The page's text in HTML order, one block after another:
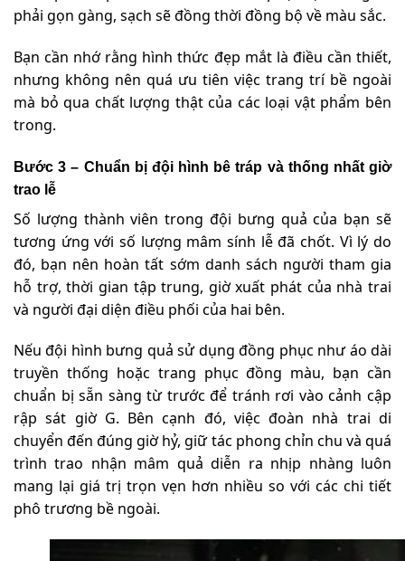
phải gọn gàng, sạch sẽ đồng thời đồng bộ về màu sắc.
Bạn cần nhớ rằng hình thức đẹp mắt là điều cần thiết,
nhưng không nên quá ưu tiên việc trang trí bề ngoài
mà bỏ qua chất lượng thật của các loại vật phẩm bên
trong.
Bước 3 – Chuẩn bị đội hình bê tráp và thống nhất giờ
trao lễ
Số lượng thành viên trong đội bưng quả của bạn sẽ
tương ứng với số lượng mâm sính lễ đã chốt. Vì lý do
đó, bạn nên hoàn tất sớm danh sách người tham gia
hỗ trợ, thời gian tập trung, giờ xuất phát của nhà trai
và người đại diện điều phối của hai bên.
Nếu đội hình bưng quả sử dụng đồng phục như áo dài
truyền thống hoặc trang phục đồng màu, bạn cần
chuẩn bị sẵn sàng từ trước để tránh rơi vào cảnh cập
rập sát giờ G. Bên cạnh đó, việc đoàn nhà trai di
chuyển đến đúng giờ hỷ, giữ tác phong chỉn chu và quá
trình trao nhận mâm quả diễn ra nhịp nhàng luôn
mang lại giá trị trọn vẹn hơn nhiều so với các chi tiết
phô trương bề ngoài.